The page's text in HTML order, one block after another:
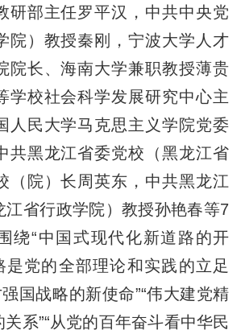
研部主任罗平汉，中共中央党
院）教授秦刚，宁波大学人才
院长、海南大学兼职教授薄贵
学校社会科学发展研究中心主
人民大学马克思主义学院党委
共黑龙江省委党校（黑龙江省
（院）长周英东，中共黑龙江
江省行政学院）教授孙艳春等7
绕“中国式现代化新道路的开
是党的全部理论和实践的立足
强国战略的新使命”“伟大建党精
系”“从党的百年奋斗看中华民